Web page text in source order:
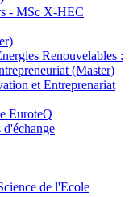
- MSc X-HEC
Renouvelables :
(Master)
et Entreprenariat
EuroteQ
de l'Ecole